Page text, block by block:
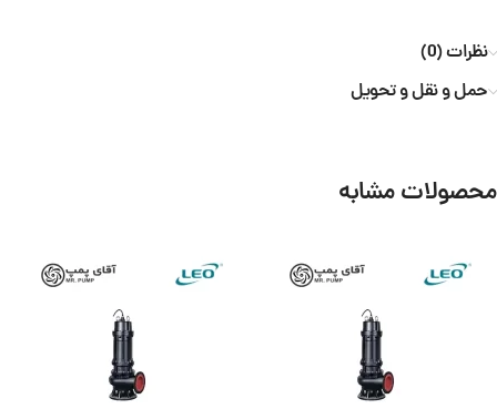
نظرات (0)
حمل و نقل و تحویل
محصولات مشابه